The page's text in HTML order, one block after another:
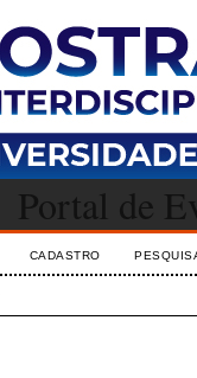
Portal de
CADASTRO